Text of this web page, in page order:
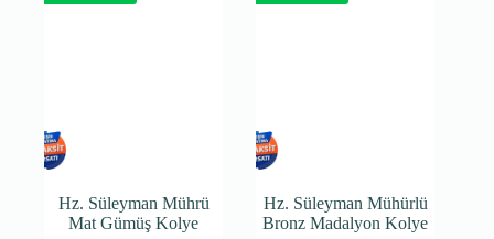
Hz. Süleyman Mührü
Mat Gümüş Kolye
Hz. Süleyman Mühürlü
Bronz Madalyon Kolye